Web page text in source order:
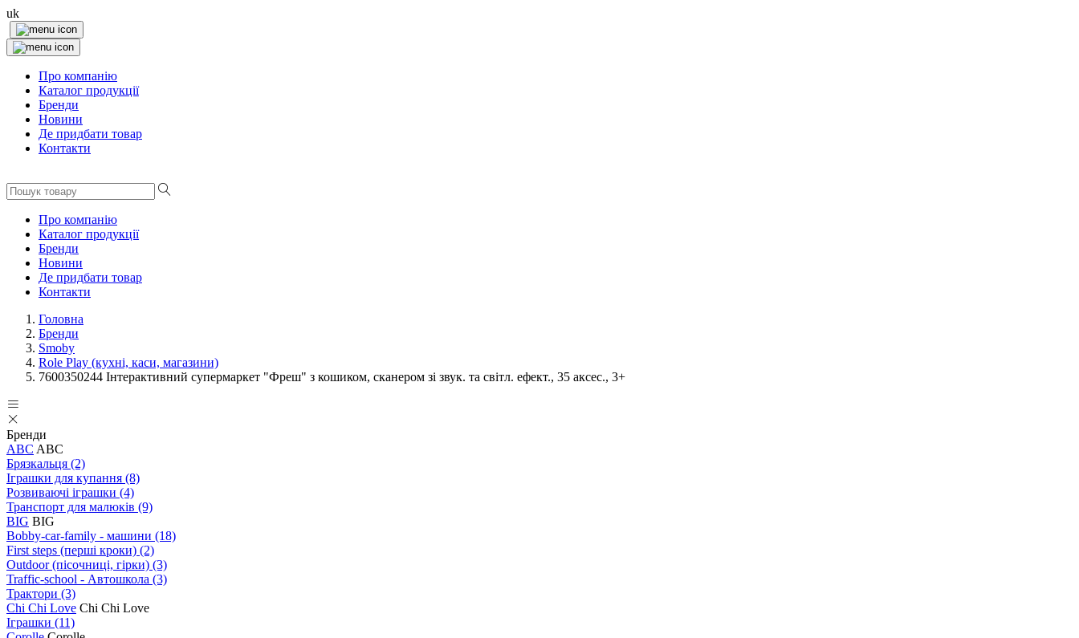
uk
Про компанію
Каталог продукції
Бренди
Новини
Де придбати товар
Контакти
Про компанію
Каталог продукції
Бренди
Новини
Де придбати товар
Контакти
Головна
Бренди
Smoby
Role Play (кухні, каси, магазини)
7600350244 Інтерактивний супермаркет "Фреш" з кошиком, сканером зі звук. та світл. ефект., 35 аксес., 3+
Бренди
ABC ABC
Брязкальця (2)
Іграшки для купання (8)
Розвиваючі іграшки (4)
Транспорт для малюків (9)
BIG BIG
Bobby-car-family - машини (18)
First steps (перші кроки) (2)
Outdoor (пісочниці, гірки) (3)
Traffic-school - Автошкола (3)
Трактори (3)
Chi Chi Love Chi Chi Love
Іграшки (11)